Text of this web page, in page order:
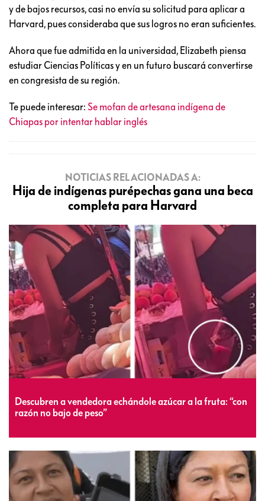
y de bajos recursos, casi no envía su solicitud para aplicar a
Harvard, pues consideraba que sus logros no eran suficientes.
Ahora que fue admitida en la universidad, Elizabeth piensa
estudiar Ciencias Políticas y en un futuro buscará convertirse
en congresista de su región.
Te puede interesar: Se mofan de artesana indígena de
Chiapas por intentar hablar inglés
NOTICIAS RELACIONADAS A:
Hija de indígenas purépechas gana una beca
completa para Harvard
Descubren a vendedora echándole azúcar a la fruta: “con
razón no bajo de peso”